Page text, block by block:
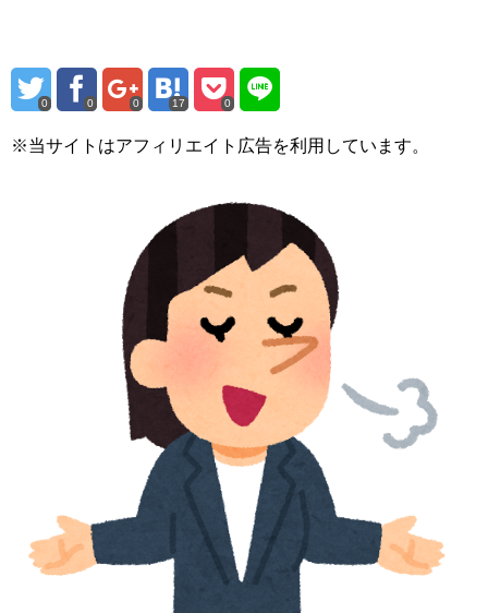
0 0 0 17 0
※当サイトはアフィリエイト広告を利用しています。